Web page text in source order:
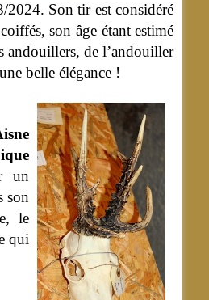
2024. Son tir est considéré
son âge étant estimé
andouillers, de l’andouiller
belle élégance !
un
son
le
qui